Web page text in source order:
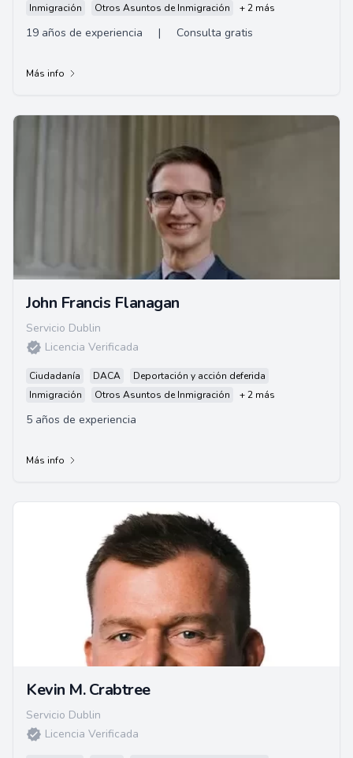
Inmigración
Otros Asuntos de Inmigración + 2 más
19 años de experiencia | Consulta gratis
Más info
John Francis Flanagan
Servicio Dublin
Licencia Verificada
Ciudadanía DACA
Deportación y acción deferida
Inmigración
Otros Asuntos de Inmigración + 2 más
5 años de experiencia
Más info
Kevin M. Crabtree
Servicio Dublin
Licencia Verificada